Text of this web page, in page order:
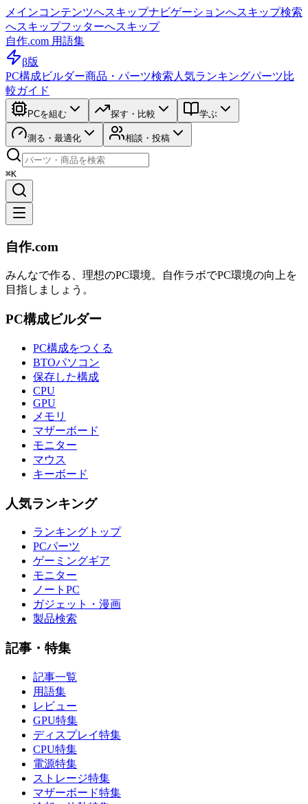
メインコンテンツへスキップナビゲーションへスキップ検索
へスキップフッターへスキップ
自作.com 用語集
β版
PC構成ビルダー商品・パーツ検索 人気ランキングパーツ比
較ガイド
PCを組む 探す・比較 学ぶ
測る・最適化 相談・投稿
⌘K
自作.com
みんなで作る、理想のPC環境。 自作ラボでPC環境の向上を
目指しましょう。
PC構成ビルダー
PC構成をつくる
BTOパソコン
保存した構成
CPU
GPU
メモリ
マザーボード
モニター
マウス
キーボード
人気ランキング
ランキングトップ
PCパーツ
ゲーミングギア
モニター
ノートPC
ガジェット・漫画
製品検索
記事・特集
記事一覧
用語集
レビュー
GPU特集
ディスプレイ特集
CPU特集
電源特集
ストレージ特集
マザーボード特集